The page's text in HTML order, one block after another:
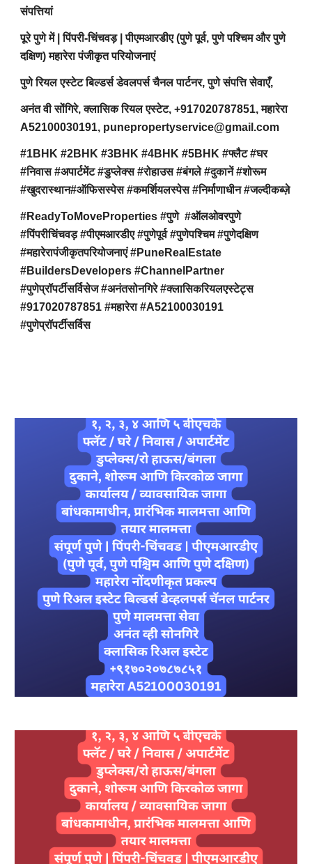
संपत्तियां
पूरे पुणे में | पिंपरी-चिंचवड़ | पीएमआरडीए (पुणे पूर्व, पुणे पश्चिम और पुणे
दक्षिण) महारेरा पंजीकृत परियोजनाएं
पुणे रियल एस्टेट बिल्डर्स डेवलपर्स चैनल पार्टनर, पुणे संपत्ति सेवाएँ,
अनंत वी सोंगिरे, क्लासिक रियल एस्टेट, +917020787851, महारेरा
A52100030191, punepropertyservice@gmail.com
#1BHK #2BHK #3BHK #4BHK #5BHK #फ्लैट #घर
#निवास #अपार्टमेंट #डुप्लेक्स #रोहाउस #बंगले #दुकानें #शोरूम
#खुदरास्थान#ऑफिसस्पेस #कमर्शियलस्पेस #निर्माणाधीन #जल्दीकब्ज़े
#ReadyToMoveProperties #पुणे #ऑलओवरपुणे
#पिंपरीचिंचवड़ #पीएमआरडीए #पुणेपूर्व #पुणेपश्चिम #पुणेदक्षिण
#महारेरापंजीकृतपरियोजनाएं #PuneRealEstate
#BuildersDevelopers #ChannelPartner
#पुणेप्रॉपर्टीसर्विसेज #अनंतसोनगिरे #क्लासिकरियलएस्टेट्स
#917020787851 #महारेरा #A52100030191
#पुणेप्रॉपर्टीसर्विस